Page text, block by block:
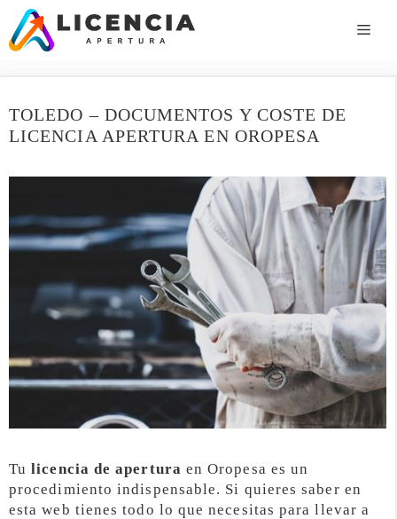
Saltar
contenido
TOLEDO – DOCUMENTOS Y COSTE DE
LICENCIA APERTURA EN OROPESA
Tulicencia de apertura en Oropesa es un
procedimiento indispensable. Si quieres saber en
esta web tienes todo lo que necesitas para llevar a